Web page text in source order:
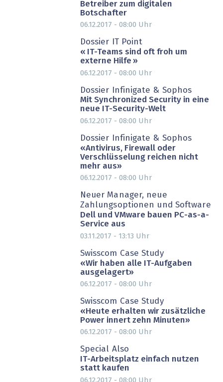
Betreiber zum digitalen
Botschafter
06.12.2017 - 08:00 Uhr
Dossier IT Point
« IT-Teams sind oft froh um
externe Hilfe »
06.12.2017 - 08:00 Uhr
Dossier Infinigate & Sophos
Mit Synchronized Security in eine
neue IT-Security-Welt
06.12.2017 - 08:00 Uhr
Dossier Infinigate & Sophos
«Antivirus, Firewall oder
Verschlüsselung reichen nicht
mehr aus»
06.12.2017 - 08:00 Uhr
Neuer Manager, neue
Zahlungsoptionen und Software
Dell und VMware bauen PC-as-a-
Service aus
03.11.2017 - 13:13 Uhr
Swisscom Case Study
«Wir haben alle IT-Aufgaben
ausgelagert»
06.12.2017 - 08:00 Uhr
Swisscom Case Study
«Heute erhalten wir zusätzliche
Power innert zehn Minuten»
06.12.2017 - 08:00 Uhr
Special Also
IT-Arbeitsplatz einfach nutzen
statt kaufen
06.12.2017 - 08:00 Uhr